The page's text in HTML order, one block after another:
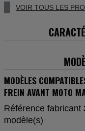
VOIR TOUS LES
MODÈLES
FREIN AVANT MOTO
Référence fabricant
modèle(s)